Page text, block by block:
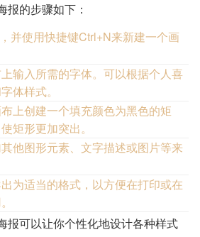
报的步骤如下：
并使用快捷键Ctrl+N来新建一个画
输入所需的字体。可以根据个人喜
体样式。
上创建一个填充颜色为黑色的矩
矩形更加突出。
他图形元素、文字描述或图片等来
为适当的格式，以方便在打印或在
报可以让你个性化地设计各种样式